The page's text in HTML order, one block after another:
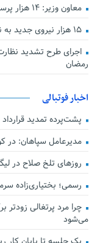
معاون وزیر: ۱۴ هزار پرستار در مراکز درمانی کشور فعالیت می‌کنند
۱۵ هزار نیروی جدید به نظام سلامت کشور افزوده شد
اجرای طرح تشدید
رمضان
اخبار فوتبالی
پشت‌پرده تمدید
مدیرعامل سپاهان: در
روزهای تلخ صلاح در
رسمی؛ بختیاری‌زاده
چرا مرد پرتغالی زودتر
می‌شود